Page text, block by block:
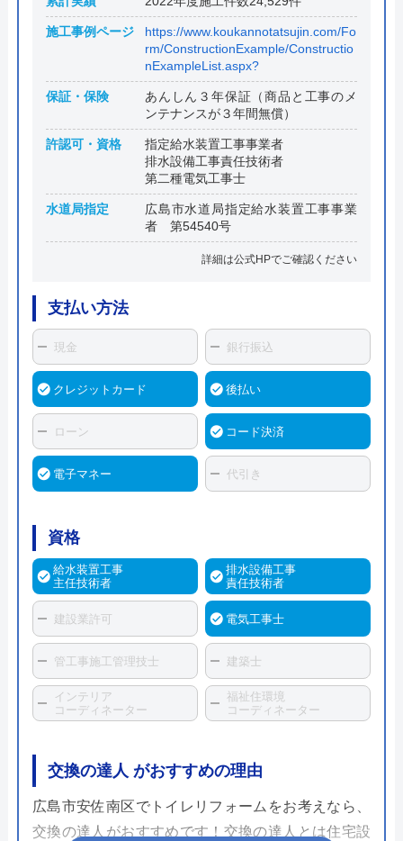
施工事例ページ
https://www.koukannotatsujin.com/Fo
rm/ConstructionExample/Constructio
nExampleList.aspx?
保証・保険
あんしん３年保証（商品と工事のメ
ンテナンスが３年間無償）
許認可・資格
指定給水装置工事事業者
排水設備工事責任技術者
第二種電気工事士
水道局指定
広島市水道局指定給水装置工事事業
者 第54540号
詳細は公式HPでご確認ください
支払い方法
現金 銀行振込
クレジットカード 後払い
ローン コード決済
電子マネー 代引き
資格
給水装置工事
主任技術者
排水設備工事
責任技術者
建設業許可 電気工事士
管工事施工管理技士 建築士
インテリア
コーディネーター
福祉住環境
コーディネーター
交換の達人 がおすすめの理由
広島市安佐南区でトイレリフォームをお考えなら、
交換の達人がおすすめです！交換の達人とは住宅設